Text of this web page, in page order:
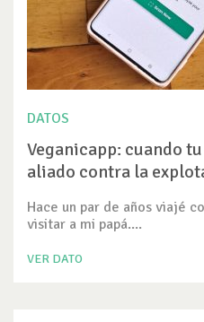
DATOS
Veganicapp: cuando
aliado contra la
Hace un par de años viajé
visitar a mi papá....
VER DATO